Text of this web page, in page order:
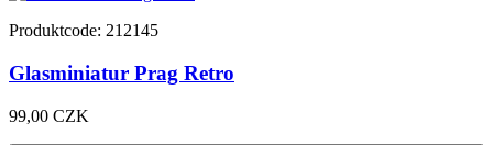
Produktcode: 212145
Glasminiatur Prag Retro
99,00 CZK